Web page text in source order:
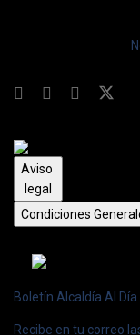
Aviso
legal
Condiciones
Boletín Alcaldía Al Día
Recibe en tu correo